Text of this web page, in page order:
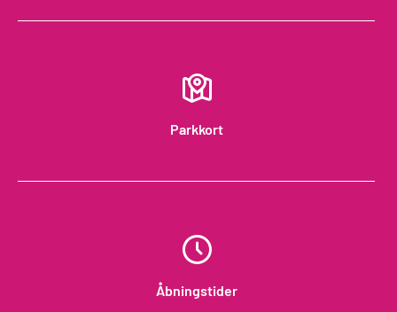
Parkkort
Åbningstider